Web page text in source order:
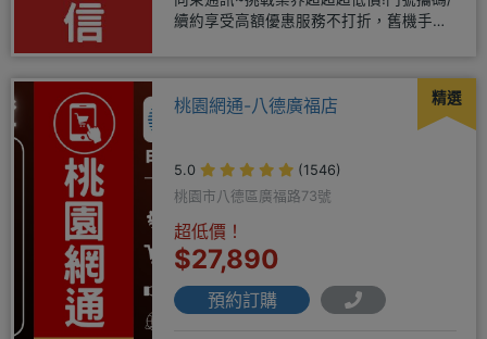
續約享受高額優惠服務不打折，舊機手機
精選
桃園網通-八德廣福店
5.0
(1546)
桃園市八德區廣福路73號
超低價！
$27,890
預約訂購